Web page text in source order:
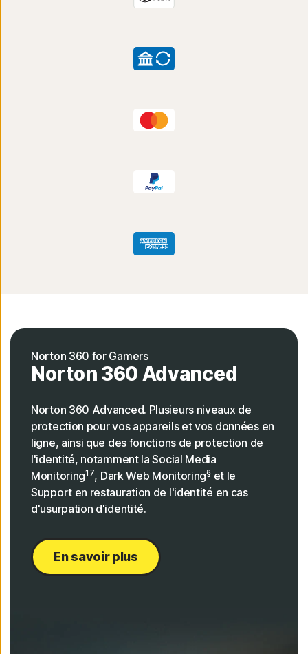
Norton 360 for Gamers
Norton 360 Advanced
Norton 360 Advanced. Plusieurs niveaux de
protection pour vos appareils et vos données en
ligne, ainsi que des fonctions de protection de
l'identité, notamment la Social Media
Monitoring17, Dark Web Monitoring§et le
Support en restauration de l'identité en cas
d'usurpation d'identité.
En savoir plus